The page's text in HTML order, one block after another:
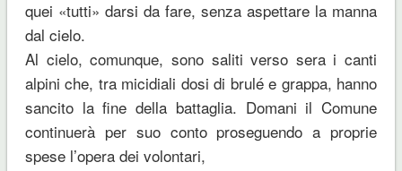
quei «tutti» darsi da fare, senza aspettare la manna
dal cielo.
Al cielo, comunque, sono saliti verso sera i canti
alpini che, tra micidiali dosi di brulé e grappa, hanno
sancito la fine della battaglia. Domani il Comune
continuerà per suo conto proseguendo a proprie
spese l’opera dei volontari,